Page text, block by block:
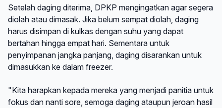
Setelah daging diterima, DPKP mengingatkan agar segera
diolah atau dimasak. Jika belum sempat diolah, daging
harus disimpan di kulkas dengan suhu yang dapat
bertahan hingga empat hari. Sementara untuk
penyimpanan jangka panjang, daging disarankan untuk
dimasukkan ke dalam freezer.
"Kita harapkan kepada mereka yang menjadi panitia untuk
fokus dan nanti sore, semoga daging ataupun jeroan hasil